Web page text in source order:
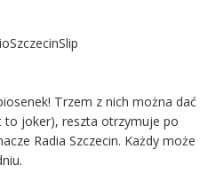
Trzem z nich można dać
to joker), reszta otrzymuje po
Radia Szczecin. Każdy może